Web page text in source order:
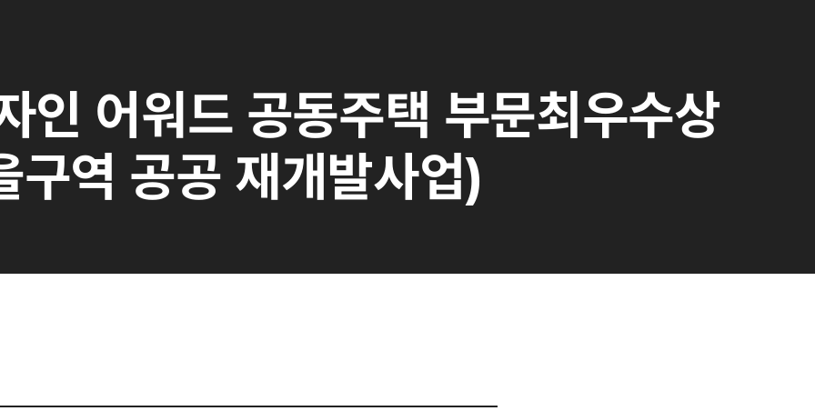
인 어워드 공동주택 부문최우수상
구역 공공 재개발사업)